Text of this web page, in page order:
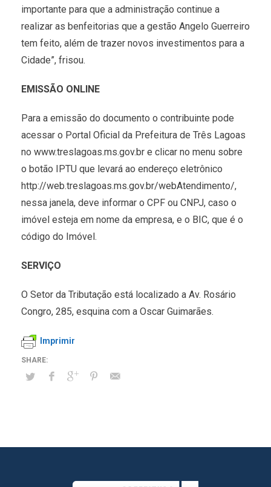
importante para que a administração continue a
realizar as benfeitorias que a gestão Angelo Guerreiro
tem feito, além de trazer novos investimentos para a
Cidade”, frisou.
EMISSÃO ONLINE
Para a emissão do documento o contribuinte pode
acessar o Portal Oficial da Prefeitura de Três Lagoas
no www.treslagoas.ms.gov.br e clicar no menu sobre
o botão IPTU que levará ao endereço eletrônico
http://web.treslagoas.ms.gov.br/webAtendimento/,
nessa janela, deve informar o CPF ou CNPJ, caso o
imóvel esteja em nome da empresa, e o BIC, que é o
código do Imóvel.
SERVIÇO
O Setor da Tributação está localizado a Av. Rosário
Congro, 285, esquina com a Oscar Guimarães.
Imprimir